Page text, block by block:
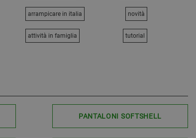
arrampicare in italia novità
attività in famiglia tutorial
PANTALONI SOFTSHELL